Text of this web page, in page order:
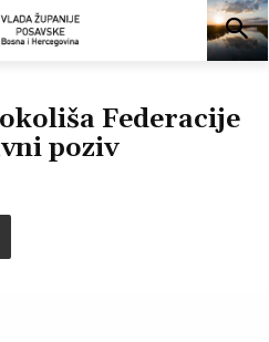
Federacije
poziv